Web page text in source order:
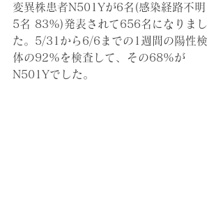
変異株患者N501Yが6名(感染経路不明
5名 83%)発表されて656名になりまし
た。5/31から6/6までの1週間の陽性検
体の92%を検査して、その68%が
N501Yでした。